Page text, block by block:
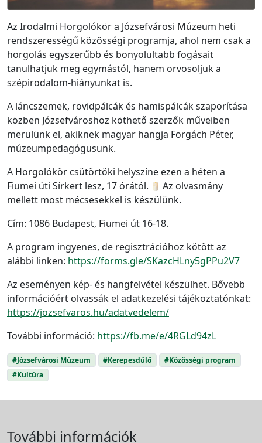
Az Irodalmi Horgolókör a Józsefvárosi Múzeum heti
rendszerességű közösségi programja, ahol nem csak a
horgolás egyszerűbb és bonyolultabb fogásait
tanulhatjuk meg egymástól, hanem orvosoljuk a
szépirodalom-hiányunkat is.
A láncszemek, rövidpálcák és hamispálcák szaporítása
közben Józsefvároshoz köthető szerzők műveiben
merülünk el, akiknek magyar hangja Forgách Péter,
múzeumpedagógusunk.
A Horgolókör csütörtöki helyszíne ezen a héten a
Fiumei úti Sírkert lesz, 17 órától.
Az olvasmány
mellett most mécsesekkel is készülünk.
Cím: 1086 Budapest, Fiumei út 16-18.
A program ingyenes, de regisztrációhoz kötött az
alábbi linken: https://forms.gle/SKazcHLny5gPPu2V7
Az eseményen kép- és hangfelvétel készülhet. Bővebb
információért olvassák el adatkezelési tájékoztatónkat:
https://jozsefvaros.hu/adatvedelem/
További információ: https://fb.me/e/4RGLd94zL
#Józsefvárosi Múzeum #Kerepesdülő
#Közösségi program
#Kultúra
További információk